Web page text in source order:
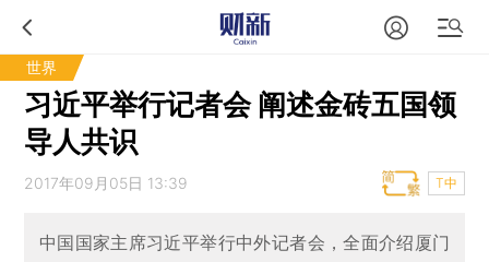
世界
习近平举行记者会 阐述金砖五国领
导人共识
2017年09月05日 13:39 T中
中国国家主席习近平举行中外记者会，全面介绍厦门